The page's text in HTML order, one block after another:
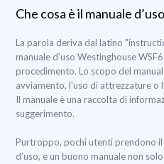
Che cosa è il manuale
La parola deriva dal latino
manuale d’uso Westinghouse
procedimento. Lo scopo del
avviamento, l'uso di attrezzature o
Il manuale è una raccolta di
suggerimento.
Purtroppo, pochi utenti prendono
d’uso, e un buono manuale non